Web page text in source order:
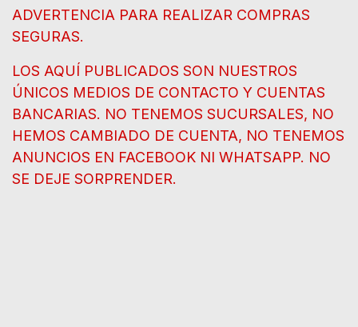
ADVERTENCIA PARA REALIZAR COMPRAS
SEGURAS.
LOS AQUÍ PUBLICADOS SON NUESTROS
ÚNICOS MEDIOS DE CONTACTO Y CUENTAS
BANCARIAS. NO TENEMOS SUCURSALES, NO
HEMOS CAMBIADO DE CUENTA, NO TENEMOS
ANUNCIOS EN FACEBOOK NI WHATSAPP. NO
SE DEJE SORPRENDER.